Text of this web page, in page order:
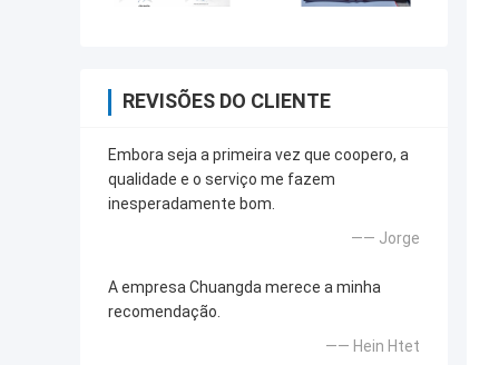
REVISÕES DO CLIENTE
Embora seja a primeira vez que coopero, a
qualidade e o serviço me fazem
inesperadamente bom.
—— Jorge
A empresa Chuangda merece a minha
recomendação.
—— Hein Htet